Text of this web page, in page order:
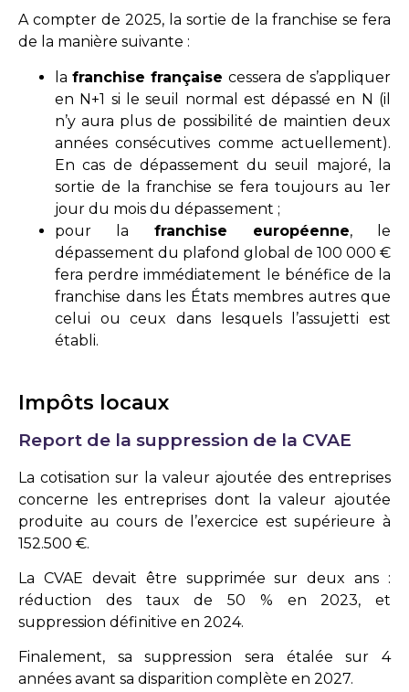
A compter de 2025, la sortie de la franchise se fera
de la manière suivante :
lafranchise française cessera de s’appliquer
en N+1 si le seuil normal est dépassé en N (il
n’y aura plus de possibilité de maintien deux
années consécutives comme actuellement).
En cas de dépassement du seuil majoré, la
sortie de la franchise se fera toujours au 1er
jour du mois du dépassement ;
pour la franchise européenne, le
dépassement du plafond global de 100 000 €
fera perdre immédiatement le bénéfice de la
franchise dans les États membres autres que
celui ou ceux dans lesquels l’assujetti est
établi.
Impôts locaux
Report de la suppression de la CVAE
La cotisation sur la valeur ajoutée des entreprises
concerne les entreprises dont la valeur ajoutée
produite au cours de l’exercice est supérieure à
152.500 €.
La CVAE devait être supprimée sur deux ans :
réduction des taux de 50 % en 2023, et
suppression définitive en 2024.
Finalement, sa suppression sera étalée sur 4
années avant sa disparition complète en 2027.